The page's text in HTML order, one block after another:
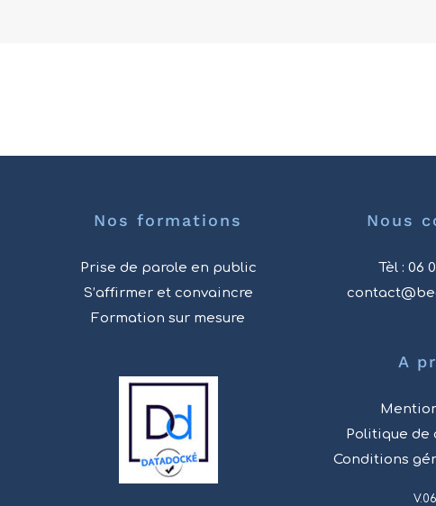
Nos formations
Prise de parole en public
S’affirmer et convaincre
Formation sur mesure
Nous
Tèl : 06
A
Politique de
Conditions